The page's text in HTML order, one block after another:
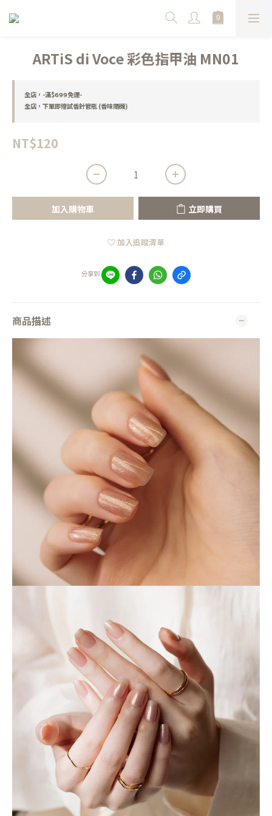
ARTiS di Voce 彩色指甲油 MN01
全店，-滿$𝟲𝟵𝟵免運-
全店，下單即贈試香針管瓶 (香味隨機)
NT$120
加入購物車 立即購買
加入追蹤清單
分享到
商品描述